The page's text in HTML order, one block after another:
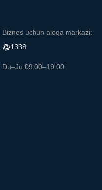
Biznes uchun aloqa markazi:
1338
Du–Ju 09:00–19:00